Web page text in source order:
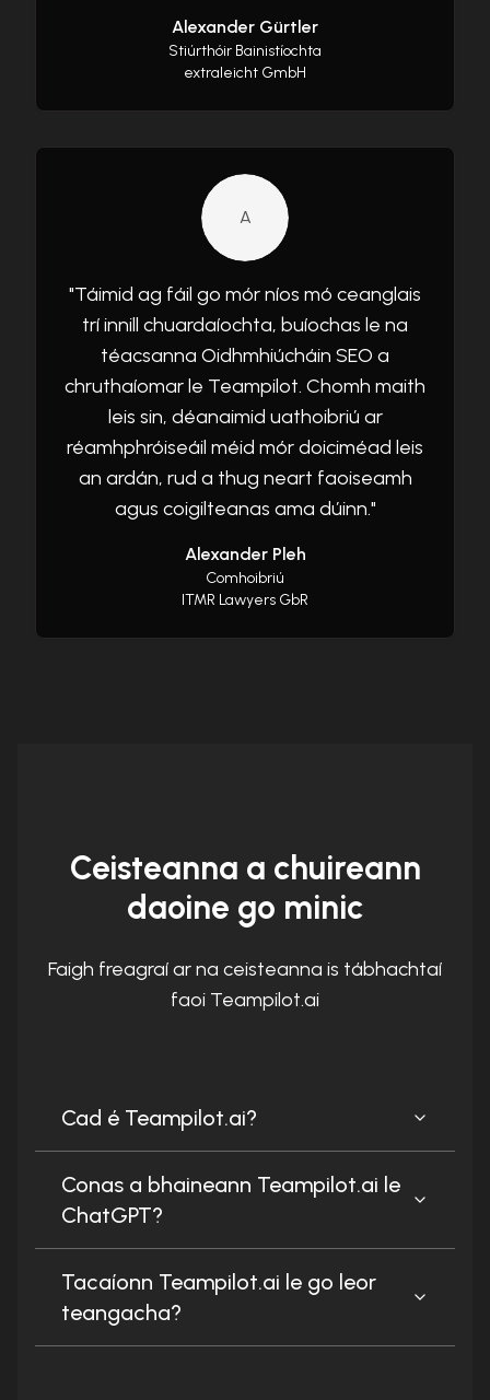
Alexander Gürtler
Stiúrthóir Bainistíochta
extraleicht GmbH
A
"Táimid ag fáil go mór níos mó ceanglais
trí innill chuardaíochta, buíochas le na
téacsanna Oidhmhiúcháin SEO a
chruthaíomar le Teampilot. Chomh maith
leis sin, déanaimid uathoibriú ar
réamhphróiseáil méid mór doiciméad leis
an ardán, rud a thug neart faoiseamh
agus coigilteanas ama dúinn."
Alexander Pleh
Comhoibriú
ITMR Lawyers GbR
Ceisteanna a chuireann
daoine go minic
Faigh freagraí ar na ceisteanna is tábhachtaí
faoi Teampilot.ai
Cad é Teampilot.ai?
Conas a bhaineann Teampilot.ai le
ChatGPT?
Tacaíonn Teampilot.ai le go leor
teangacha?